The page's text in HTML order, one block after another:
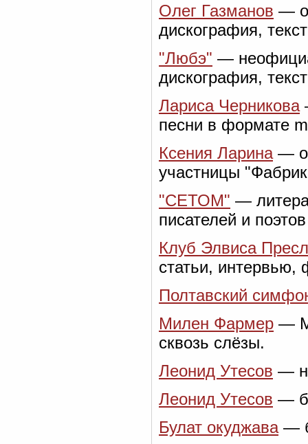
Олег Газманов — о
дискография,
"Любэ" —
дискография,
Лариса Черникова
песни в формате
Ксения Ларина—
участницы
"СЕТОМ" —
писателей и
Клуб Элвиса
статьи, интервью,
Полтавский
Милен Фармер —
сквозь слёзы.
Леонид Утесов —
Леонид Утесов —
Булат окуджава—